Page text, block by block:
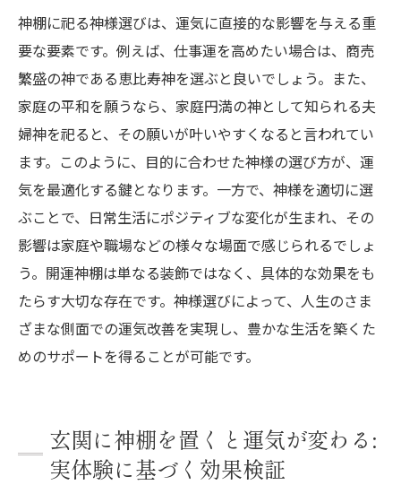
神棚に祀る神様選びは、運気に直接的な影響を与える重
要な要素です。例えば、仕事運を高めたい場合は、商売
繁盛の神である恵比寿神を選ぶと良いでしょう。また、
家庭の平和を願うなら、家庭円満の神として知られる夫
婦神を祀ると、その願いが叶いやすくなると言われてい
ます。このように、目的に合わせた神様の選び方が、運
気を最適化する鍵となります。一方で、神様を適切に選
ぶことで、日常生活にポジティブな変化が生まれ、その
影響は家庭や職場などの様々な場面で感じられるでしょ
う。開運神棚は単なる装飾ではなく、具体的な効果をも
たらす大切な存在です。神様選びによって、人生のさま
ざまな側面での運気改善を実現し、豊かな生活を築くた
めのサポートを得ることが可能です。
玄関に神棚を置くと運気が変わる:
実体験に基づく効果検証